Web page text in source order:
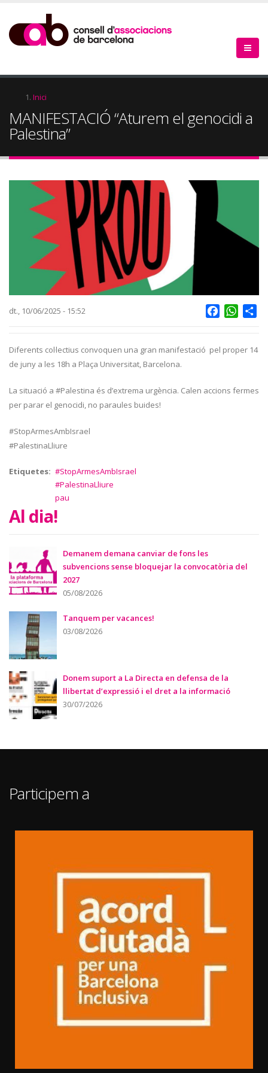
contingut
d'Ariadna
Inici
MANIFESTACIÓ “Aturem el genocidi a
Palestina”
dt., 10/06/2025 - 15:52 Facebook
Diferents col·lectius convoquen una gran manifestació pel proper 14
de juny a les 18h a Plaça Universitat, Barcelona.
La situació a #Palestina és d’extrema urgència. Calen accions fermes
per parar el genocidi, no paraules buides!
#StopArmesAmbIsrael
#PalestinaLliure
Etiquetes
#StopArmesAmbIsrael
#PalestinaLliure
pau
Al dia!
Demanem demana canviar de fons les
subvencions sense bloquejar la convocatòria del
2027
05/08/2026
Tanquem per vacances!
03/08/2026
Donem suport a La Directa en defensa de la
llibertat d’expressió i el dret a la informació
30/07/2026
Participem a